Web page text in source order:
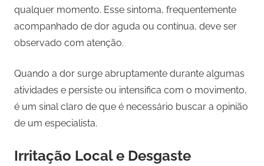
qualquer momento. Esse sintoma, frequentemente
acompanhado de dor aguda ou contínua, deve ser
observado com atenção.
Quando a dor surge abruptamente durante algumas
atividades e persiste ou intensifica com o movimento,
é um sinal claro de que é necessário buscar a opinião
de um especialista.
Irritação Local e Desgaste